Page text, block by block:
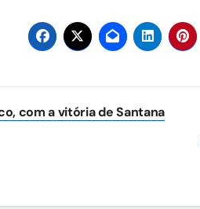
com a vitória de Santana